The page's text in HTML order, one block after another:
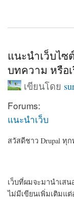
about เวบไซต์
แนะนำเว็บไ
บทความ หรือ
เขียนโดย
Forums:
แนะนำเว็บ
สวัสดีชาว Drupal ทุ
เว็บที่ผมจะมานำเสน
ไม่มีเขียนเพิ่มเติมแต่